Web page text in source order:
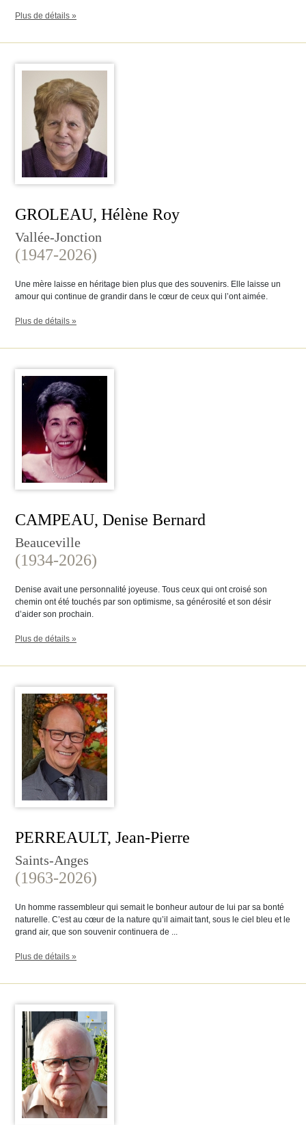
Plus de détails »
GROLEAU, Hélène Roy
Vallée-Jonction
(1947-2026)
Une mère laisse en héritage bien plus que des souvenirs. Elle laisse un
amour qui continue de grandir dans le cœur de ceux qui l’ont aimée.
Plus de détails »
CAMPEAU, Denise Bernard
Beauceville
(1934-2026)
Denise avait une personnalité joyeuse. Tous ceux qui ont croisé son
chemin ont été touchés par son optimisme, sa générosité et son désir
d’aider son prochain.
Plus de détails »
PERREAULT, Jean-Pierre
Saints-Anges
(1963-2026)
Un homme rassembleur qui semait le bonheur autour de lui par sa bonté
naturelle. C’est au cœur de la nature qu’il aimait tant, sous le ciel bleu et le
grand air, que son souvenir continuera de ...
Plus de détails »